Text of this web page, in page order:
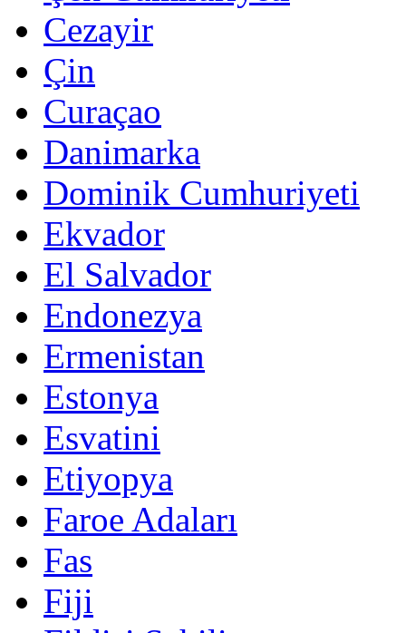
Cezayir
Çin
Curaçao
Danimarka
Dominik Cumhuriyeti
Ekvador
El Salvador
Endonezya
Ermenistan
Estonya
Esvatini
Etiyopya
Faroe Adaları
Fas
Fiji